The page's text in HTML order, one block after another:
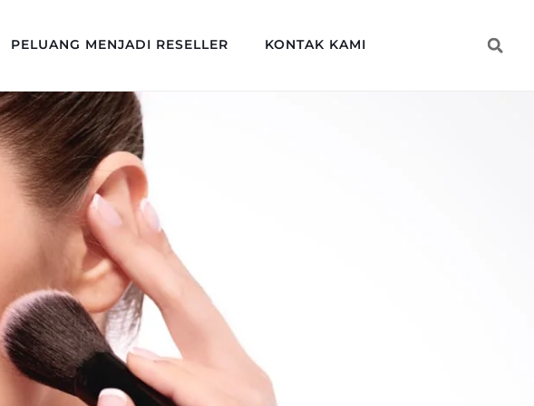
PELUANG MENJADI RESELLER KONTAK KAMI